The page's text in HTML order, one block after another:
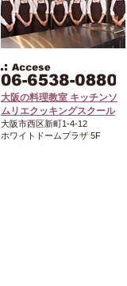
大阪の料理教室 キッチンソ
ムリエクッキングスクール
大阪市西区新町1-4-12
ホワイトドームプラザ 5F